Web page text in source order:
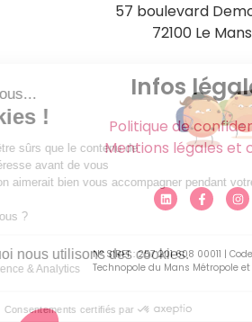
57 boulevard
72100 Le Mans
Infos
Politique de
Mentions légales et
N° SIRET : 257 201 608 00011 |
Technopole du Mans Métropole